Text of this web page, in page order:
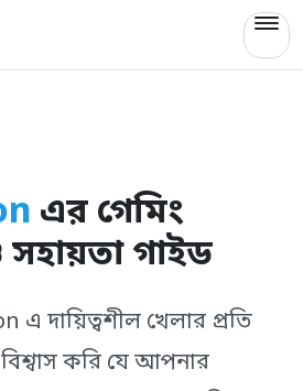
এর গেমিং
সহায়তা গাইড
দায়িত্বশীল খেলার প্রতি
বিশ্বাস করি যে আপনার